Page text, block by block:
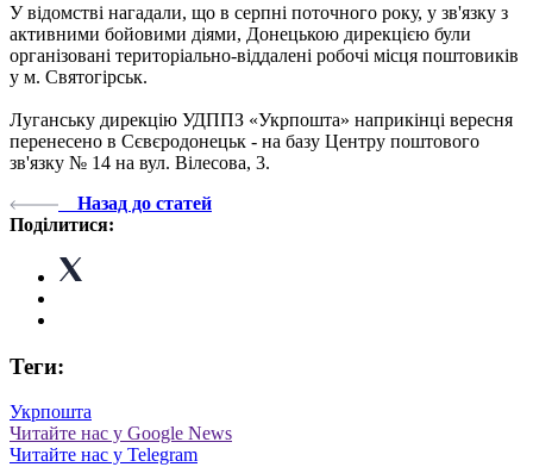
У відомстві нагадали, що в серпні поточного року, у зв'язку з
активними бойовими діями, Донецькою дирекцією були
організовані територіально-віддалені робочі місця поштовиків
у м. Святогірськ.
Луганську дирекцію УДППЗ «Укрпошта» наприкінці вересня
перенесено в Сєвєродонецьк - на базу Центру поштового
зв'язку № 14 на вул. Вілесова, 3.
Назад до статей
Поділитися:
Теги:
Укрпошта
Читайте нас у Google News
Читайте нас у Telegram